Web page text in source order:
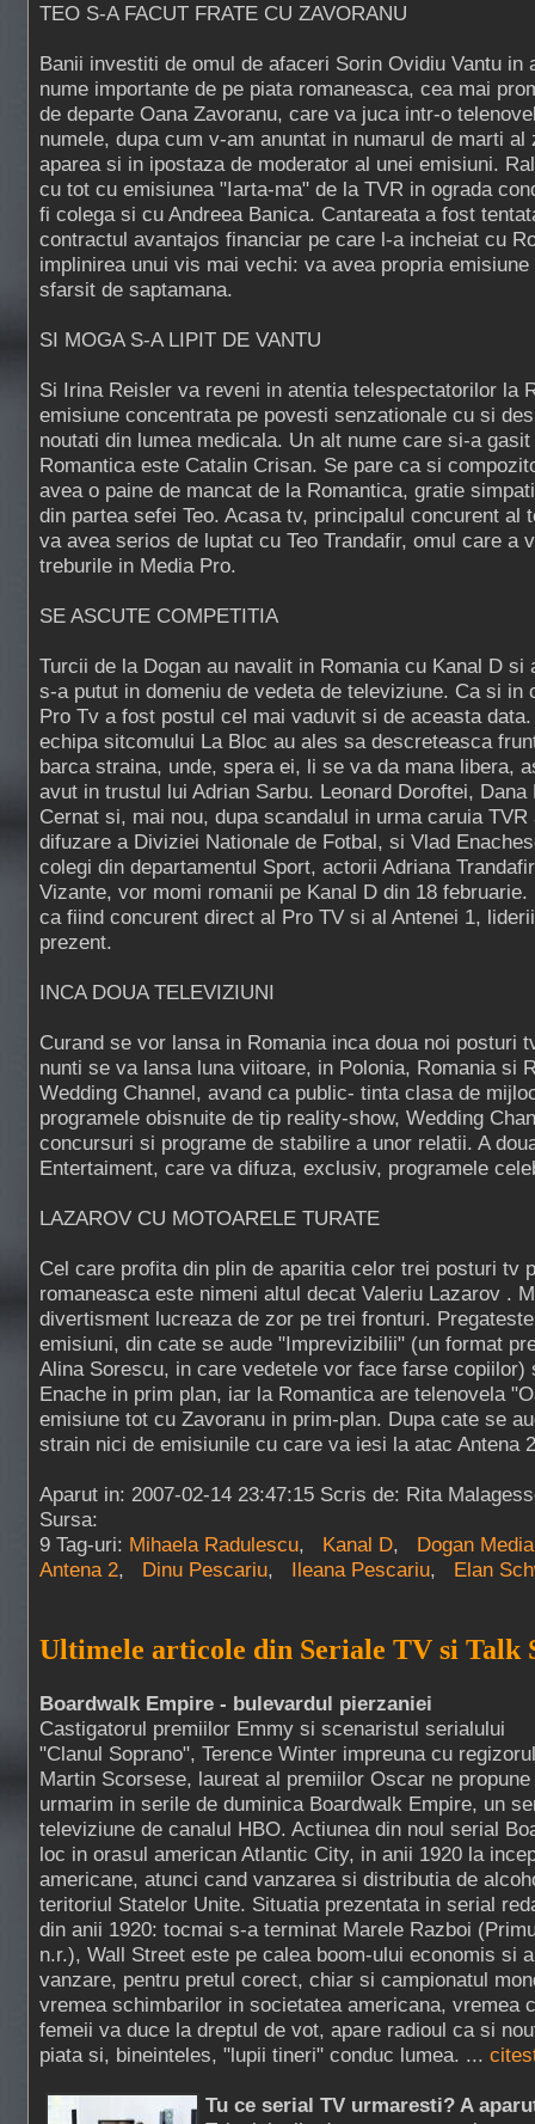
TEO S-A FACUT FRATE CU ZAVORANU
Banii investiti de omul de afaceri Sorin Ovidiu Vantu in
nume importante de pe piata romaneasca, cea mai
de departe Oana Zavoranu, care va juca intr-o
numele, dupa cum v-am anuntat in numarul de marti
aparea si in ipostaza de moderator al unei emisiuni.
cu tot cu emisiunea "Iarta-ma" de la TVR in ograda
fi colega si cu Andreea Banica. Cantareata a fost
contractul avantajos financiar pe care l-a incheiat cu
implinirea unui vis mai vechi: va avea propria
sfarsit de saptamana.
SI MOGA S-A LIPIT DE VANTU
Si Irina Reisler va reveni in atentia telespectatorilor la
emisiune concentrata pe povesti senzationale cu si
noutati din lumea medicala. Un alt nume care si-a
Romantica este Catalin Crisan. Se pare ca si
avea o paine de mancat de la Romantica, gratie
din partea sefei Teo. Acasa tv, principalul concurent al
va avea serios de luptat cu Teo Trandafir, omul care a
treburile in Media Pro.
SE ASCUTE COMPETITIA
Turcii de la Dogan au navalit in Romania cu Kanal D si
s-a putut in domeniu de vedeta de televiziune. Ca si in
Pro Tv a fost postul cel mai vaduvit si de aceasta
echipa sitcomului La Bloc au ales sa descreteasca
barca straina, unde, spera ei, li se va da mana libera,
avut in trustul lui Adrian Sarbu. Leonard Doroftei, Dana
Cernat si, mai nou, dupa scandalul in urma caruia
difuzare a Diviziei Nationale de Fotbal, si Vlad
colegi din departamentul Sport, actorii Adriana
Vizante, vor momi romanii pe Kanal D din 18
ca fiind concurent direct al Pro TV si al Antenei 1,
prezent.
INCA DOUA TELEVIZIUNI
Curand se vor lansa in Romania inca doua noi posturi
nunti se va lansa luna viitoare, in Polonia, Romania si
Wedding Channel, avand ca public- tinta clasa de
programele obisnuite de tip reality-show, Wedding
concursuri si programe de stabilire a unor relatii. A
Entertaiment, care va difuza, exclusiv, programele
LAZAROV CU MOTOARELE TURATE
Cel care profita din plin de aparitia celor trei posturi tv
romaneasca este nimeni altul decat Valeriu Lazarov .
divertisment lucreaza de zor pe trei fronturi.
emisiuni, din cate se aude "Imprevizibilii" (un format
Alina Sorescu, in care vedetele vor face farse copiilor)
Enache in prim plan, iar la Romantica are telenovela
emisiune tot cu Zavoranu in prim-plan. Dupa cate se
strain nici de emisiunile cu care va iesi la atac Antena
Aparut in: 2007-02-14 23:47:15 Scris de: Rita
Sursa:
9 Tag-uri: Mihaela Radulescu, Kanal D, Dogan Media
Antena 2, Dinu Pescariu, Ileana Pescariu, Elan
Ultimele articole din Seriale TV si Talk
Boardwalk Empire - bulevardul pierzaniei
Castigatorul premiilor Emmy si scenaristul serialului
"Clanul Soprano", Terence Winter impreuna cu regizorul
Martin Scorsese, laureat al premiilor Oscar ne
urmarim in serile de duminica Boardwalk Empire, un
televiziune de canalul HBO. Actiunea din noul serial
loc in orasul american Atlantic City, in anii 1920 la
americane, atunci cand vanzarea si distributia de
teritoriul Statelor Unite. Situatia prezentata in serial
din anii 1920: tocmai s-a terminat Marele Razboi
n.r.), Wall Street este pe calea boom-ului economis si
vanzare, pentru pretul corect, chiar si campionatul
vremea schimbarilor in societatea americana, vremea
femeii va duce la dreptul de vot, apare radioul ca si
piata si, bineinteles, "lupii tineri" conduc lumea. ...
Tu ce serial TV urmaresti? A